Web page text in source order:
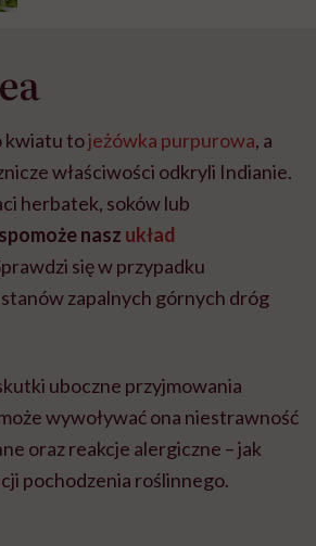
kwiatu tojeżówka purpurowa, a
właściwości odkryli Indianie.
herbatek, soków lub
nasz układ
się w przypadku
zapalnych górnych dróg
uboczne przyjmowania
wywoływać ona niestrawność
oraz reakcje alergiczne – jak
pochodzenia roślinnego.